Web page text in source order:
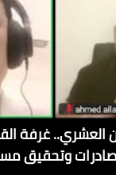
العشري.. غرفة
وتحقيق